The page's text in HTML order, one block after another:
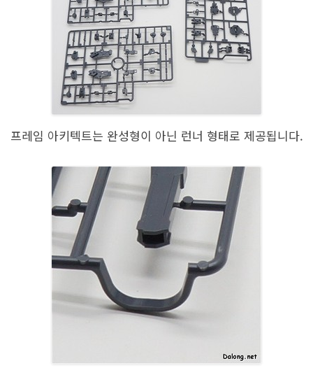
프레임 아키텍트는 완성형이 아닌 런너 형태로 제공됩니다.